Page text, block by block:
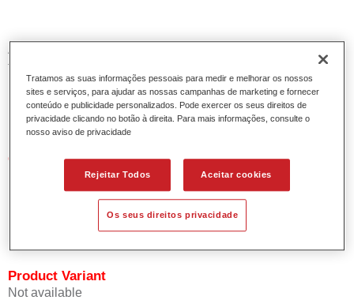
A Base Permacron 293 torna possível preparar cores para
todos os sistemas de verniz sobre base utilizando a Base
Bicamada convencional e de alta qualidade Permacron.
Pode ser aplicada universalmente em todos os veículos
ligeiros, comerciais e autocarros.
Características do produto
Permite uma aplicação simples e fiável.
O sistema de mistura torna possível preparar todas as
cores exacta e rapidamente.
Pode ser repintado com Permacron Verniz MS.
Product Variant
Not available
Tratamos as suas informações pessoais para medir e melhorar os nossos
sites e serviços, para ajudar as nossas campanhas de marketing e fornecer
conteúdo e publicidade personalizados. Pode exercer os seus direitos de
privacidade clicando no botão à direita. Para mais informações, consulte o
nosso aviso de privacidade
Rejeitar Todos Aceitar cookies
Os seus direitos privacidade